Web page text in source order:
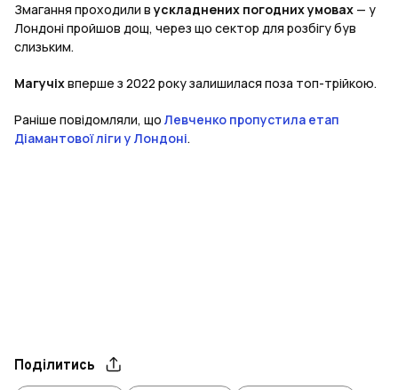
Змагання проходили вускладнених погодних умовах — у
Лондоні пройшов дощ, через що сектор для розбігу був
слизьким.
Магучіхвперше з 2022 року залишилася поза топ-трійкою.
Раніше повідомляли, що Левченко пропустила етап
Діамантової ліги у Лондоні.
Поділитись